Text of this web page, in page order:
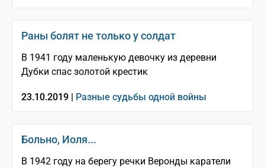
Раны болят не только у солдат
В 1941 году маленькую девочку из деревни
Дубки спас золотой крестик
23.10.2019 | Разные судьбы одной войны
Больно, Иоля...
В 1942 году на берегу речки Веронды каратели